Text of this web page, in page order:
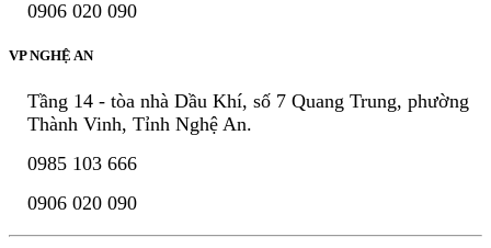
0906 020 090
VP NGHỆ AN
Tầng 14 - tòa nhà Dầu Khí, số 7 Quang Trung, phường
Thành Vinh, Tỉnh Nghệ An.
0985 103 666
0906 020 090